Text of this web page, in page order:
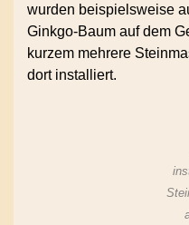
wurden beispielsweise
Ginkgo-Baum auf dem
kurzem mehrere
dort installiert.